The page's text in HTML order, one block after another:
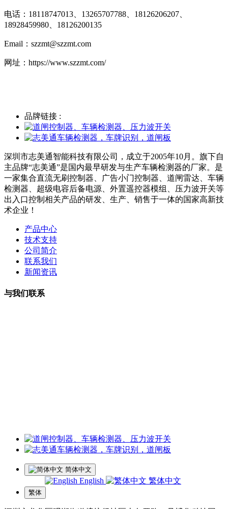
电话：18118747013、 13265707788、18126206207、
18928459980、18126200135
Email：szzmt@szzmt.com
网址：https://www.szzmt.com/
品牌链接 :
深圳市志美通智能科技有限公司，成立于2005年10月。旗下自
主品牌“志美通”是国内最早研发与生产车辆检测器的厂家。是
一家集合直流无刷控制器、广告小门控制器、道闸雷达、车辆
检测器、超级电容后备电源、外置遥控器模组、压力波开关等
出入口控制相关产品的研发、生产、销售于一体的国家高新技
术企业！
产品中心
技术支持
公司简介
联系我们
新闻资讯
与我们联系
简体中文
English 繁体中文
繁体